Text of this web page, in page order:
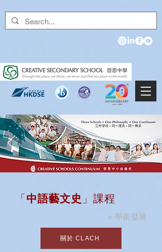
「中語藝文史 」課程
< 學術發展
關於 CLACH